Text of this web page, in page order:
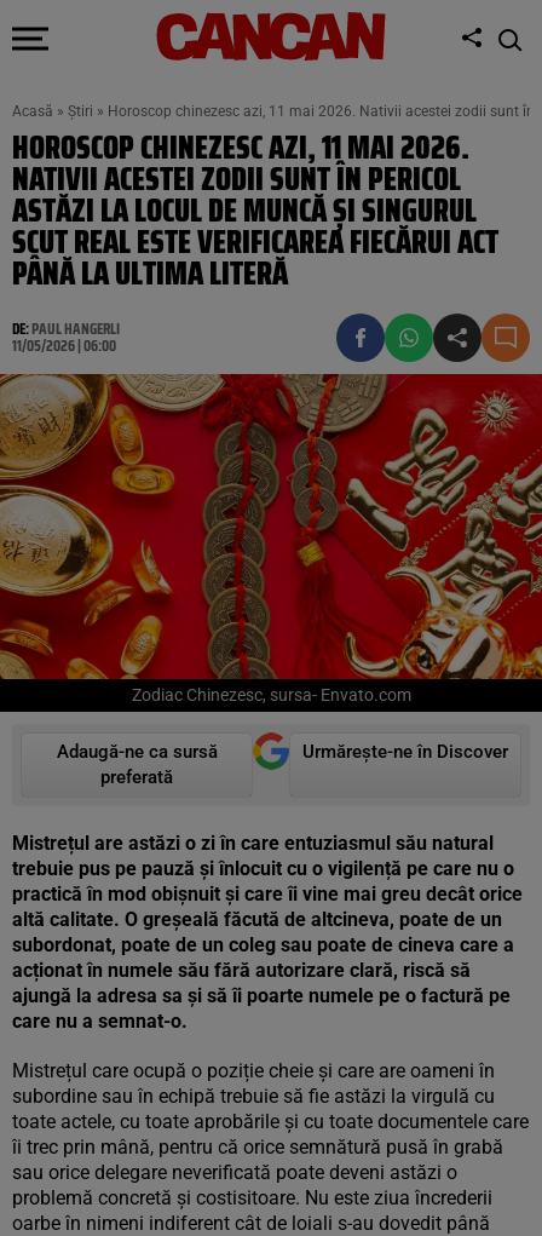
Acasă » Știri » Horoscop chinezesc azi, 11 mai 2026. Nativii acestei zodii sunt
HOROSCOP CHINEZESC AZI, 11 MAI 2026.
NATIVII ACESTEI ZODII SUNT ÎN PERICOL
ASTĂZI LA LOCUL DE MUNCĂ ȘI SINGURUL
SCUT REAL ESTE VERIFICAREA FIECĂRUI ACT
PÂNĂ LA ULTIMA LITERĂ
DE:PAUL HANGERLI
11/05/2026 | 06:00
Zodiac Chinezesc, sursa- Envato.com
Adaugă-ne ca sursă
preferată
Urmărește-ne în Discover
Mistrețul are astăzi o zi în care entuziasmul său natural
trebuie pus pe pauză și înlocuit cu o vigilență pe care nu o
practică în mod obișnuit și care îi vine mai greu decât orice
altă calitate. O greșeală făcută de altcineva, poate de un
subordonat, poate de un coleg sau poate de cineva care a
acționat în numele său fără autorizare clară, riscă să
ajungă la adresa sa și să îi poarte numele pe o factură pe
care nu a semnat-o.
Mistrețul care ocupă o poziție cheie și care are oameni în
subordine sau în echipă trebuie să fie astăzi la virgulă cu
toate actele, cu toate aprobările și cu toate documentele care
îi trec prin mână, pentru că orice semnătură pusă în grabă
sau orice delegare neverificată poate deveni astăzi o
problemă concretă și costisitoare. Nu este ziua încrederii
oarbe în nimeni indiferent cât de loiali s-au dovedit până